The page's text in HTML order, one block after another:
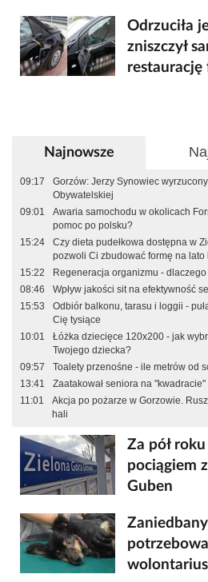
Odrzuciła
zniszczył
restaurację
Najnowsze
09:17
Gorzów: Jerzy Synowiec
Obywatelskiej
09:01
Awaria samochodu w okolicach
pomoc po polsku?
15:24
Czy dieta pudełkowa dostępna w
pozwoli Ci zbudować formę na
15:22
Regeneracja organizmu -
08:46
Wpływ jakości sit na efektywność
15:53
Odbiór balkonu, tarasu i loggii -
Cię tysiące
10:01
Łóżka dziecięce 120x200 - jak
Twojego dziecka?
09:57
Toalety przenośne - ile metrów od
13:41
Zaatakował seniora na "kwadracie"
11:01
Akcja po pożarze w Gorzowie.
hali
Za pół
pociągiem
Guben